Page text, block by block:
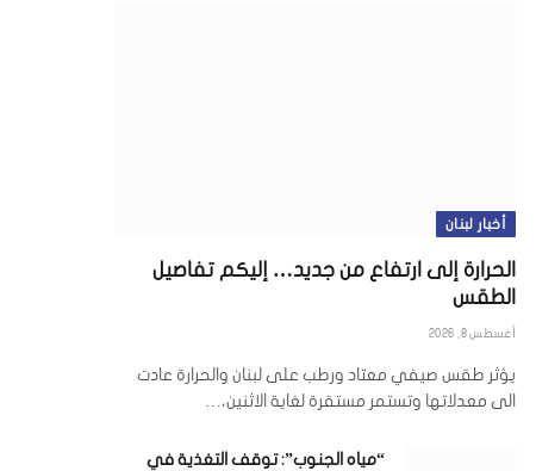
أخبار لبنان
الحرارة إلى ارتفاع من جديد… إليكم تفاصيل
الطقس
أغسطس 8, 2026
يؤثر طقس صيفي معتاد ورطب على لبنان والحرارة عادت
الى معدلاتها وتستمر مستقرة لغاية الاثنين،…
“مياه الجنوب”: توقف التغذية في